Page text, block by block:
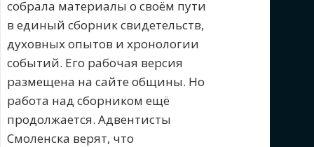
собрала материалы о своём пути
в единый сборник свидетельств,
духовных опытов и хронологии
событий. Его рабочая версия
размещена на сайте общины. Но
работа над сборником ещё
продолжается. Адвентисты
Смоленска верят, что